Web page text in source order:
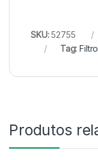
SKU:52755
Tag:
Produtos